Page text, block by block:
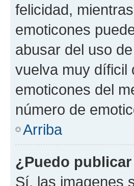
felicidad,
emoticones
abusar del uso
vuelva muy díficil
emoticones del
número de
Arriba
¿Puedo
Sí, las imagenes